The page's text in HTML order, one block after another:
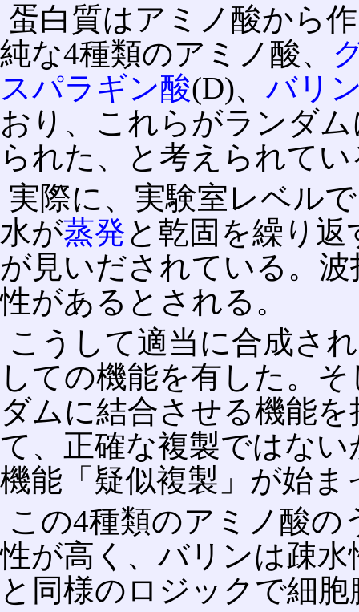
蛋白質はアミノ酸から
純な4種類のアミノ酸、
スパラギン酸(D)、 バリ
おり、これらがランダ
られた、と考えられてい
実際に、実験室レベル
水が蒸発と乾固を繰り
が見いだされている。
性があるとされる。
こうして適当に合成さ
しての機能を有した。
ダムに結合させる機能
て、正確な複製ではな
機能「疑似複製」が始
この4種類のアミノ酸
性が高く、バリンは疎
と同様のロジックで細